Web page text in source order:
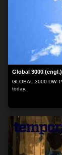
Global 3000 (engl.)
GLOBAL 3000 DW-TV´s globalization magazine looks at the issues that are moving us
today.